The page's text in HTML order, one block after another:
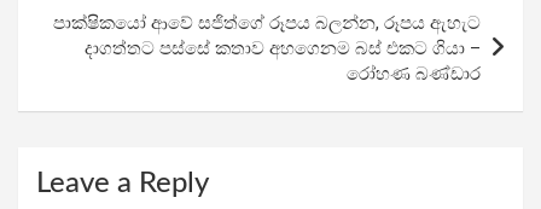
k
p
පාක්ෂිකයෝ ආවේ සජිත්ගේ රූපය බලන්න, රූපය ඇහැට
දාගත්තට පස්සේ කතාව අහගෙනම බස් එකට ගියා –
රෝහණ බණ්ඩාර
Leave a Reply